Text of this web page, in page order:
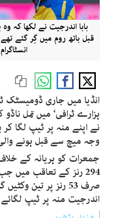
بابا اندرجیت نے لکھا کہ
قبل باتھ روم میں گِر گئے
انڈیا میں جاری ڈومیسٹک
ہزارے ٹرافی‘ میں تمل ناڈو
نے اپنے منہ پر ٹیپ لگا
وجہ میچ سے قبل ہونے
جمعرات کو ہریانہ کے
294 رنز کے تعاقب میں
صرف 53 رنز پر تین
اندرجیت منہ پر ٹیپ